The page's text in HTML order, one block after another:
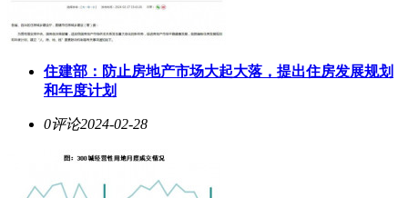
住建部：防止房地产市场大起大落，提出住房发展规划
和年度计划
0评论2024-02-28